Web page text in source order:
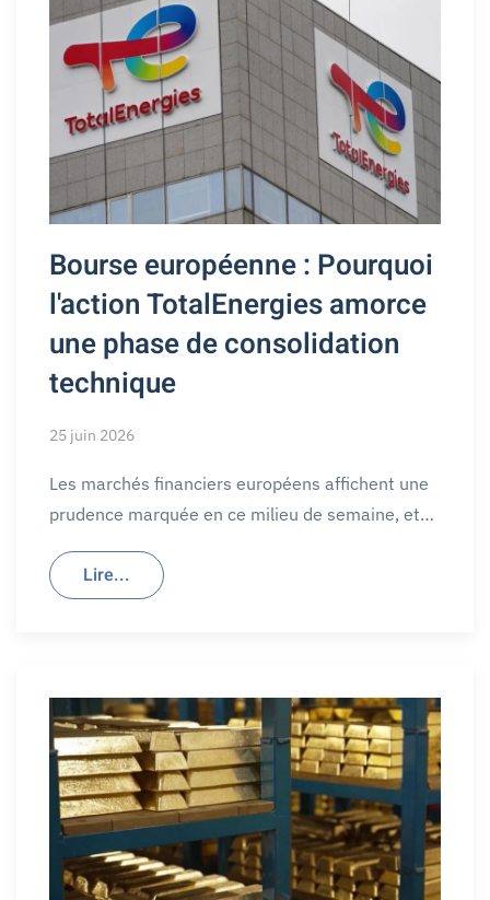
Bourse européenne : Pourquoi
l'action TotalEnergies amorce
une phase de consolidation
technique
25 juin 2026
Les marchés financiers européens affichent une
prudence marquée en ce milieu de semaine, et…
Lire...